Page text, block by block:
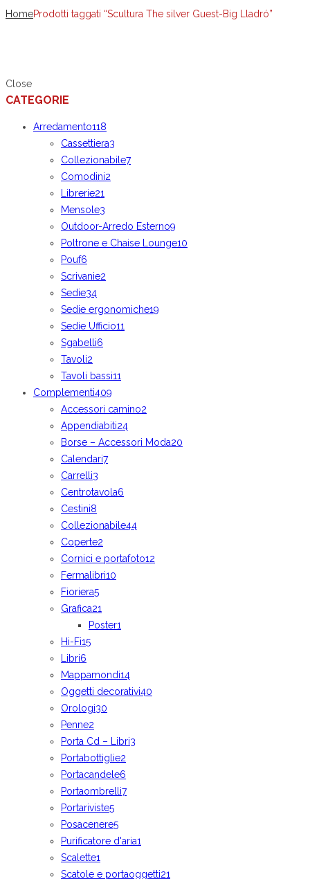
HomeProdotti taggati “Scultura The silver Guest-Big Lladró”
Close
CATEGORIE
Arredamento118
Cassettiera3
Collezionabile7
Comodini2
Librerie21
Mensole3
Outdoor-Arredo Esterno9
Poltrone e Chaise Lounge10
Pouf6
Scrivanie2
Sedie34
Sedie ergonomiche19
Sedie Ufficio11
Sgabelli6
Tavoli2
Tavoli bassi11
Complementi409
Accessori camino2
Appendiabiti24
Borse – Accessori Moda20
Calendari7
Carrelli3
Centrotavola6
Cestini8
Collezionabile44
Coperte2
Cornici e portafoto12
Fermalibri10
Fioriera5
Grafica21
Poster1
Hi-Fi15
Libri6
Mappamondi14
Oggetti decorativi40
Orologi30
Penne2
Porta Cd – Libri3
Portabottiglie2
Portacandele6
Portaombrelli7
Portariviste5
Posacenere5
Purificatore d'aria1
Scalette1
Scatole e portaoggetti21